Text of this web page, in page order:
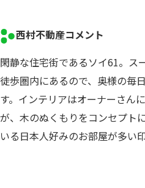
西村不動産コメント
閑静な住宅街であるソイ61。ス
徒歩圏内にあるので、奥様の毎
す。インテリアはオーナーさん
が、木のぬくもりをコンセプト
いる日本人好みのお部屋が多い印